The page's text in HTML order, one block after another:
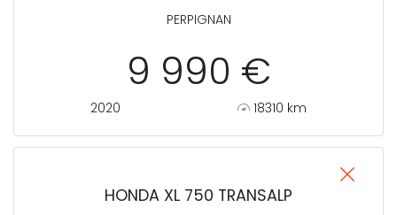
PERPIGNAN
9 990 €
2020 18310 km
HONDA XL 750 TRANSALP